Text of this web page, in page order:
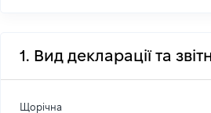
1. Вид декларації та
Щорічна